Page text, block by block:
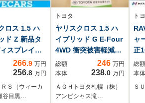
ロス 1.5 ハ
ド Z 新品タ
スプレイオ
9インチ/衝突
/シートヒー
逸脱防止支
ム/シート ハ
266.9 万円
256.8 万円
Ｓ（ウィーカ
谷目黒…
トヨタ
ヤリスクロス 1.5 ハ
イブリッド G E-Four
4WD 衝突被害軽減ブ
レーキ・メモリーナ
ビ付
総額 246 万円
本体
238.0 万円
ＡＧＨトヨタ札幌（株）
アンビシャス滝…
ト
ャ
正
イ
セ
レ
総額
本体
Ｓ